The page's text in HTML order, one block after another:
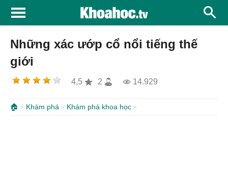
Những xác ướp cổ nổi tiếng thế
giới
4,5 2 14.929
🏠 Khám phá Khám phá khoa học